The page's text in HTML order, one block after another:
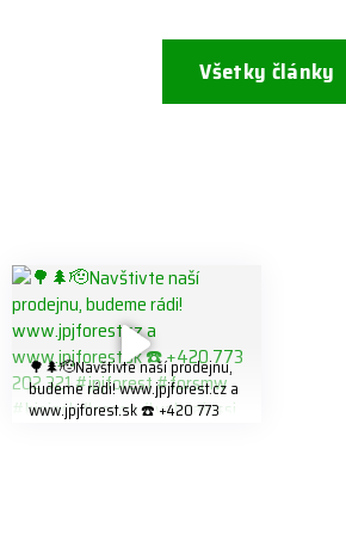
Všetky články
🌳🌲🫡Navštivte naší prodejnu,
budeme rádi! www.jpjforest.cz a
www.jpjforest.sk ☎️ +420 773